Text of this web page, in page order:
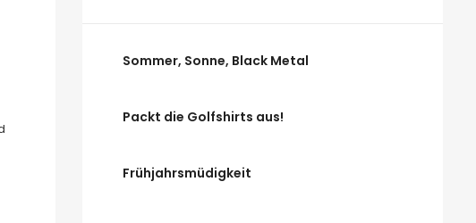
Sommer, Sonne, Black Metal
Packt die Golfshirts aus!
Frühjahrsmüdigkeit